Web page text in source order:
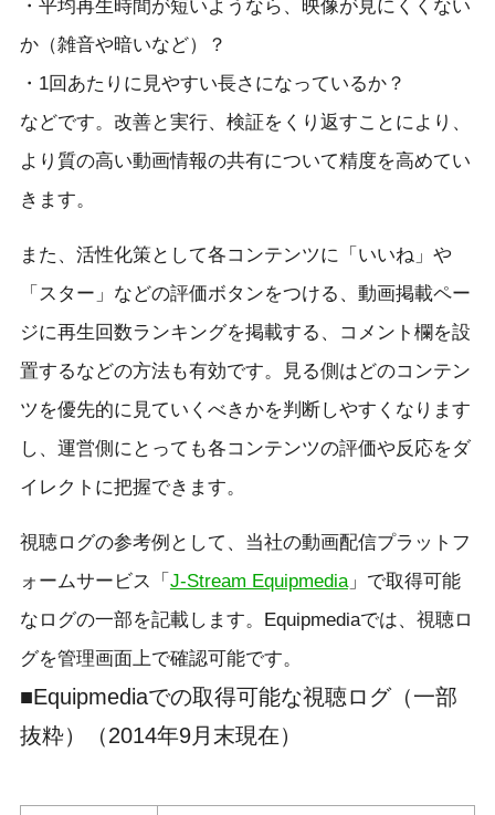
・平均再生時間が短いようなら、映像が見にくくない
か（雑音や暗いなど）？
・1回あたりに見やすい長さになっているか？
などです。改善と実行、検証をくり返すことにより、
より質の高い動画情報の共有について精度を高めてい
きます。
また、活性化策として各コンテンツに「いいね」や
「スター」などの評価ボタンをつける、動画掲載ペー
ジに再生回数ランキングを掲載する、コメント欄を設
置するなどの方法も有効です。見る側はどのコンテン
ツを優先的に見ていくべきかを判断しやすくなります
し、運営側にとっても各コンテンツの評価や反応をダ
イレクトに把握できます。
視聴ログの参考例として、当社の動画配信プラットフ
ォームサービス「 J-Stream Equipmedia」で取得可能
なログの一部を記載します。Equipmediaでは、視聴ロ
グを管理画面上で確認可能です。
■Equipmediaでの取得可能な視聴ログ（一部
抜粋）（2014年9月末現在）